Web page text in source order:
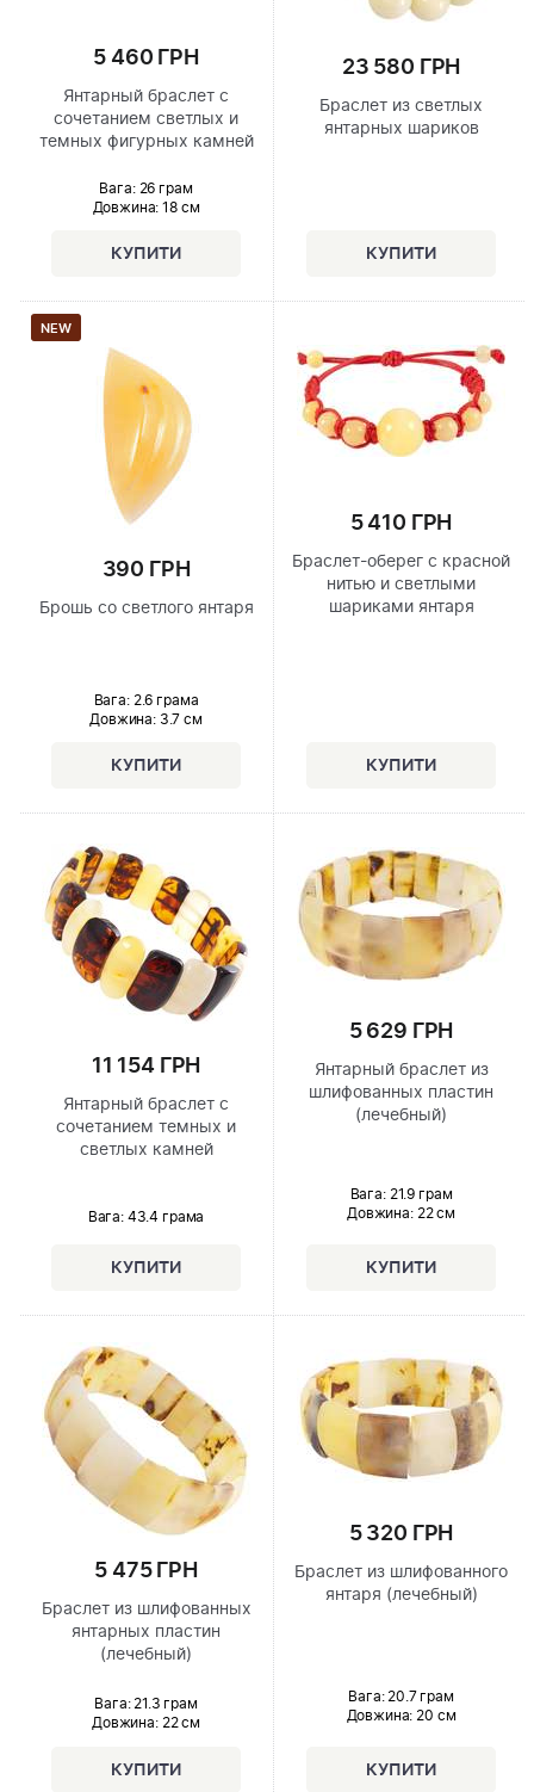
5 460 ГРН
Янтарный браслет с
сочетанием светлых и
темных фигурных камней
Вага: 26 грам
Довжина: 18 см
23 580 ГРН
Браслет из светлых
янтарных шариков
NEW
390 ГРН
Брошь со светлого янтаря
Вага: 2.6 грама
Довжина:3.7 см
5 410 ГРН
Браслет-оберег с красной
нитью и светлыми
шариками янтаря
11 154 ГРН
Янтарный браслет с
сочетанием темных и
светлых камней
Вага: 43.4 грама
5 629 ГРН
Янтарный браслет из
шлифованных пластин
(лечебный)
Вага: 21.9 грам
Довжина:22 см
5 475 ГРН
Браслет из шлифованных
янтарных пластин
(лечебный)
Вага: 21.3 грам
Довжина:22 см
5 320 ГРН
Браслет из шлифованного
янтаря (лечебный)
Вага: 20.7 грам
Довжина: 20 см